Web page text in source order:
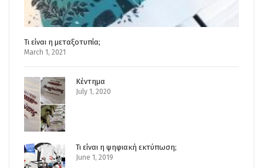
Τι είναι η μεταξοτυπία;
March 1, 2021
Κέντημα
July 1, 2020
Τι είναι η ψηφιακή εκτύπωση;
June 1, 2019